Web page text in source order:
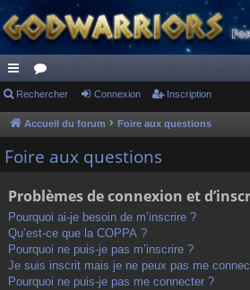
ac
co
ur
s
or
u
Rechercher Connexion Inscription
Accueil du forum Foire aux questions
Foire aux questions
Problèmes de connexion et
Pourquoi ai-je besoin de m’inscrire ?
Qu’est-ce que la COPPA ?
Pourquoi ne puis-je pas m’inscrire ?
Je suis inscrit mais je ne peux pas me
Pourquoi ne puis-je pas me connecter ?